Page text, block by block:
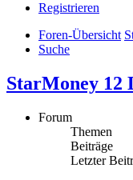
Registrieren
Foren-Übersicht
Suche
StarMoney 12
Forum
Themen
Beiträge
Letzter